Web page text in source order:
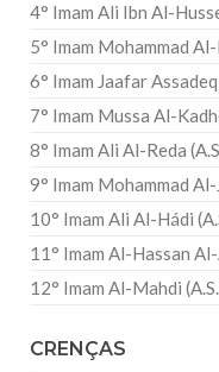
4° Imam Ali Ibn Al-
5° Imam Mohammad
6° Imam Jaafar Assadeq
7° Imam Mussa Al-
8° Imam Ali Al-Reda
9° Imam Mohammad Al-
10° Imam Ali Al-Hádi
11° Imam Al-Hassan
12° Imam Al-Mahdi
CRENÇAS